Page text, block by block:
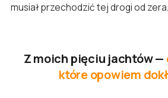
musiał przechodzić tej drogi od zera.
Z moich pięciu jachtów —
które opowiem